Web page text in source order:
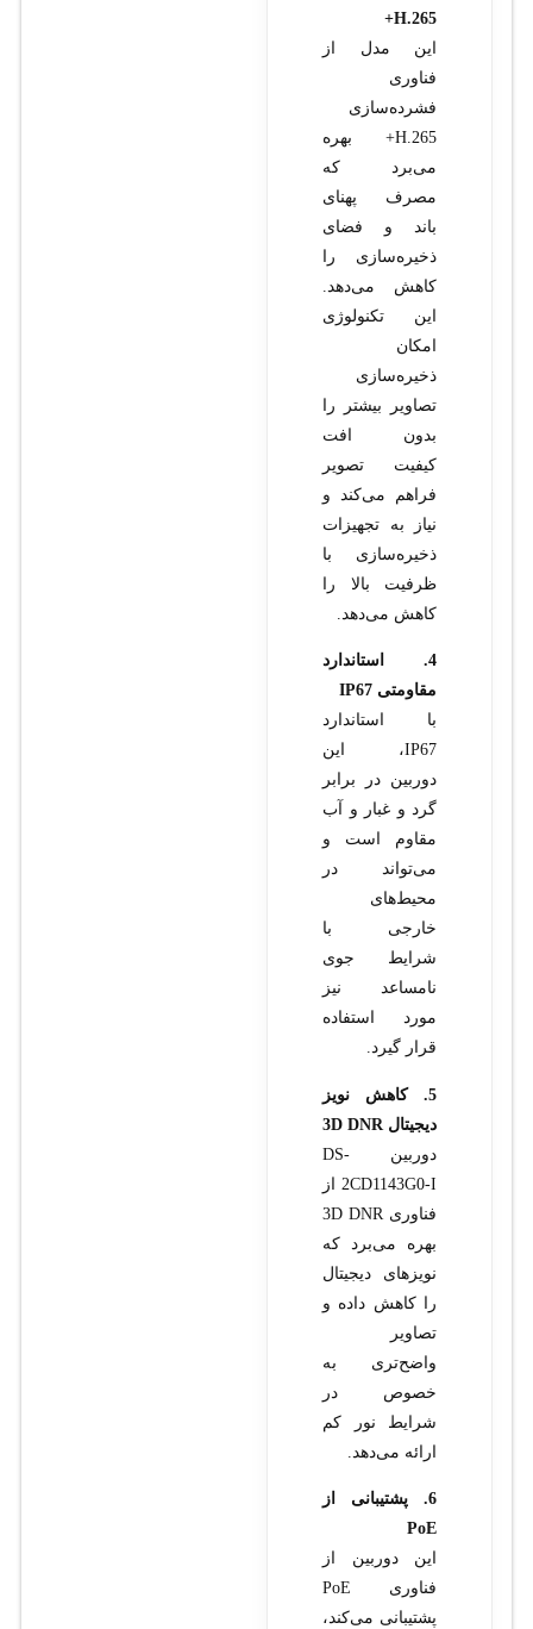
H.265+
این مدل از
فناوری
فشرده‌سازی
H.265+ بهره
می‌برد که
مصرف پهنای
باند و فضای
ذخیره‌سازی را
کاهش می‌دهد.
این تکنولوژی
امکان
ذخیره‌سازی
تصاویر بیشتر را
بدون افت
کیفیت تصویر
فراهم می‌کند و
نیاز به تجهیزات
ذخیره‌سازی با
ظرفیت بالا را
کاهش می‌دهد.
4. استاندارد
مقاومتی IP67
با استاندارد
IP67، این
دوربین در برابر
گرد و غبار و آب
مقاوم است و
می‌تواند در
محیط‌های
خارجی با
شرایط جوی
نامساعد نیز
مورد استفاده
قرار گیرد.
5. کاهش نویز
دیجیتال 3D DNR
دوربین DS-
2CD1143G0-I از
فناوری 3D DNR
بهره می‌برد که
نویزهای دیجیتال
را کاهش داده و
تصاویر
واضح‌تری به
خصوص در
شرایط نور کم
ارائه می‌دهد.
6. پشتیبانی از
PoE
این دوربین از
فناوری PoE
پشتیبانی می‌کند،